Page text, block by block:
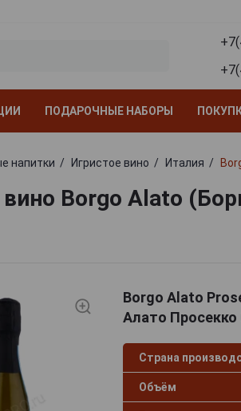
ПОДАРОЧНЫЕ НАБОРЫ
напитки Игристое вино Италия
Borgo Alato
Borgo Alato
Алато Просекко
Страна
Объём